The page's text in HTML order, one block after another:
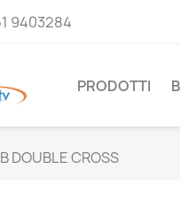
9403284
PRODOTTI
DOUBLE CROSS